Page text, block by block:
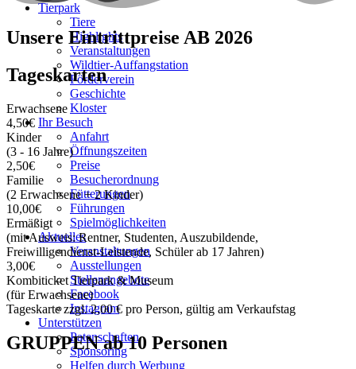
Tierpark
Tiere
Highlights
Veranstaltungen
Wildtier-Auffangstation
Förderverein
Geschichte
Kloster
Ihr Besuch
Anfahrt
Öffnungszeiten
Preise
Besucherordnung
Fütterungen
Führungen
Spielmöglichkeiten
Aktuelles
Veranstaltungen
Ausstellungen
Stellenangebote
Facebook
Instagram
Unterstützen
Patenschaften
Sponsoring
Helfen durch Werbung
Unsere Eintrittpreise AB 2026
Tageskarten
Erwachsene
4,50€
Kinder
(3 - 16 Jahre)
2,50€
Familie
(2 Erwachsene + 2 Kinder)
10,00€
Ermäßigt
(mit Ausweis: Rentner, Studenten, Auszubildende,
Freiwilligendienst-Leistende, Schüler ab 17 Jahren)
3,00€
Kombiticket Tierpark & Museum
(für Erwachsene)
Tageskarte zzgl. 2,00 € pro Person, gültig am Verkaufstag
GRUPPEN ab 10 Personen